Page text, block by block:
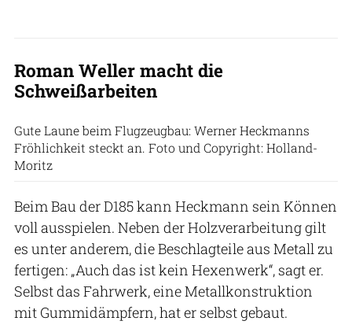
Roman Weller macht die
Schweißarbeiten
Gute Laune beim Flugzeugbau: Werner Heckmanns
Fröhlichkeit steckt an. Foto und Copyright: Holland-
Moritz
Beim Bau der D185 kann Heckmann sein Können
voll ausspielen. Neben der Holzverarbeitung gilt
es unter anderem, die Beschlagteile aus Metall zu
fertigen: „Auch das ist kein Hexenwerk“, sagt er.
Selbst das Fahrwerk, eine Metallkonstruktion
mit Gummidämpfern, hat er selbst gebaut.